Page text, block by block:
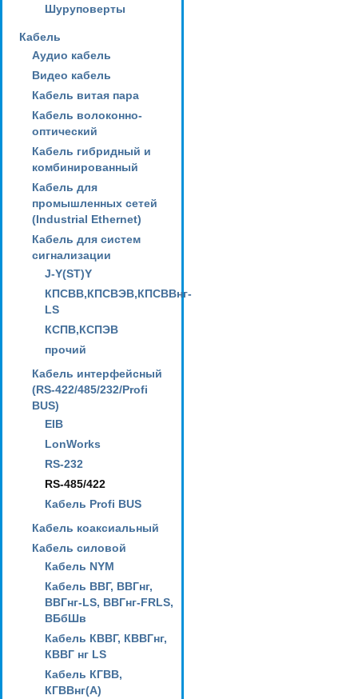
Шуруповерты
Кабель
Аудио кабель
Видео кабель
Кабель витая пара
Кабель волоконно-
оптический
Кабель гибридный и
комбинированный
Кабель для
промышленных сетей
(Industrial Ethernet)
Кабель для систем
сигнализации
J-Y(ST)Y
КПСВВ,КПСВЭВ,КПСВВнг-
LS
КСПВ,КСПЭВ
прочий
Кабель интерфейсный
(RS-422/485/232/Profi
BUS)
EIB
LonWorks
RS-232
RS-485/422
Кабель Profi BUS
Кабель коаксиальный
Кабель силовой
Кабель NYM
Кабель ВВГ, ВВГнг,
ВВГнг-LS, ВВГнг-FRLS,
ВБбШв
Кабель КВВГ, КВВГнг,
КВВГ нг LS
Кабель КГВВ,
КГВВнг(А)